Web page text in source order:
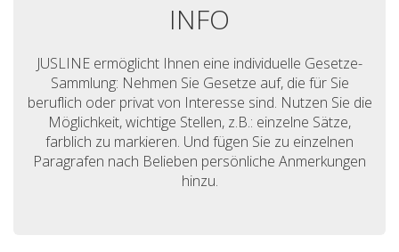
INFO
JUSLINE ermöglicht Ihnen eine individuelle Gesetze-
Sammlung: Nehmen Sie Gesetze auf, die für Sie
beruflich oder privat von Interesse sind. Nutzen Sie die
Möglichkeit, wichtige Stellen, z.B.: einzelne Sätze,
farblich zu markieren. Und fügen Sie zu einzelnen
Paragrafen nach Belieben persönliche Anmerkungen
hinzu.